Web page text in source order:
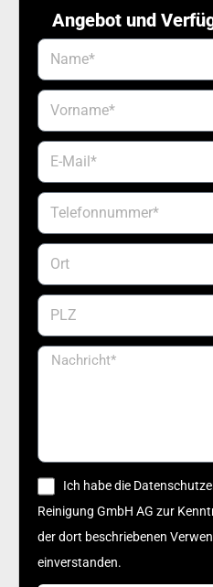
Angebot und
Ich habe die
Reinigung GmbH AG zur
der dort beschriebenen
einverstanden.